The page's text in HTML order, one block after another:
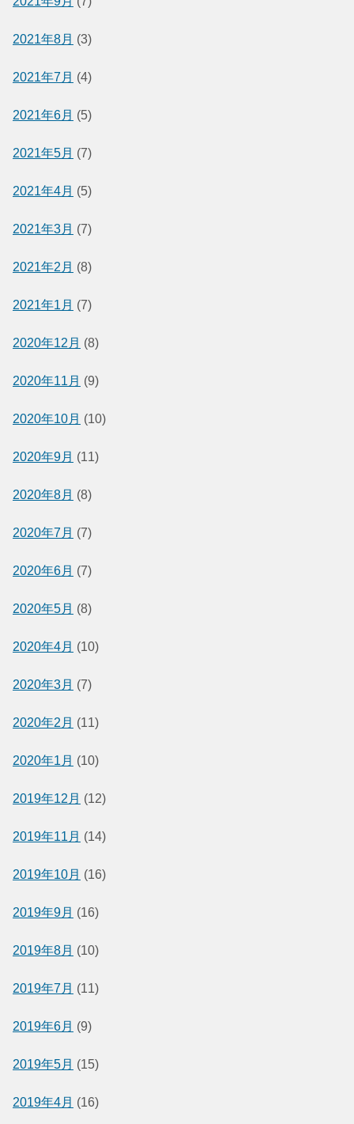
2021年8月 (3)
2021年7月 (4)
2021年6月 (5)
2021年5月 (7)
2021年4月 (5)
2021年3月 (7)
2021年2月 (8)
2021年1月 (7)
2020年12月 (8)
2020年11月 (9)
2020年10月 (10)
2020年9月 (11)
2020年8月 (8)
2020年7月 (7)
2020年6月 (7)
2020年5月 (8)
2020年4月 (10)
2020年3月 (7)
2020年2月 (11)
2020年1月 (10)
2019年12月 (12)
2019年11月 (14)
2019年10月 (16)
2019年9月 (16)
2019年8月 (10)
2019年7月 (11)
2019年6月 (9)
2019年5月 (15)
2019年4月 (16)